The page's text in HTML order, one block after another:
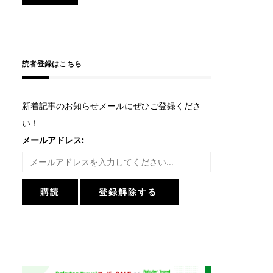
読者登録はこちら
新着記事のお知らせメールにぜひご登録くださ
い！
メールアドレス: